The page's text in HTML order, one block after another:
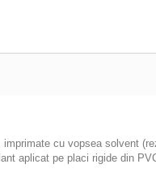
cu vopsea solvent
aplicat pe placi rigide din